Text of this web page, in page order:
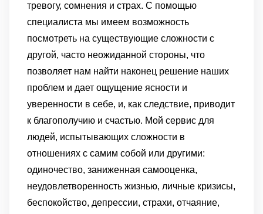
тревогу, сомнения и страх. С помощью
специалиста мы имеем возможность
посмотреть на существующие сложности с
другой, часто неожиданной стороны, что
позволяет нам найти наконец решение наших
проблем и дает ощущение ясности и
уверенности в себе, и, как следствие, приводит
к благополучию и счастью. Мой сервис для
людей, испытывающих сложности в
отношениях с самим собой или другими:
одиночество, заниженная самооценка,
неудовлетворенность жизнью, личные кризисы,
беспокойство, депрессии, страхи, отчаяние,